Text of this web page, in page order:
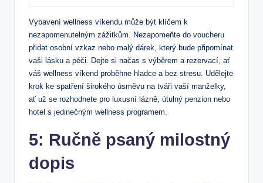
Vybavení wellness víkendu může ‌být klíčem k
nezapomenutelným zážitkům. ​Nezapomeňte ⁤do voucheru
přidat osobní vzkaz⁣ nebo malý dárek,‌ který bude připomínat
vaši lásku a péči. Dejte si načas s výběrem a rezervací, ať
váš​ wellness⁣ víkend proběhne hladce ⁤a bez stresu. Udělejte
krok ke spatření širokého úsměvu na tváři vaší manželky,
ať‌ už se rozhodnete pro luxusní lázně, útulný penzion​ nebo
hotel s jedinečným wellness⁢ programem.
5: ⁢Ručně psaný milostný
dopis